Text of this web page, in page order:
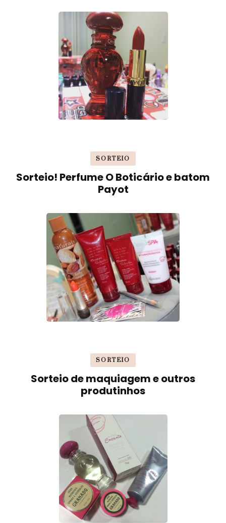
SORTEIO
Sorteio! Perfume O Boticário e batom
Payot
SORTEIO
Sorteio de maquiagem e outros
produtinhos